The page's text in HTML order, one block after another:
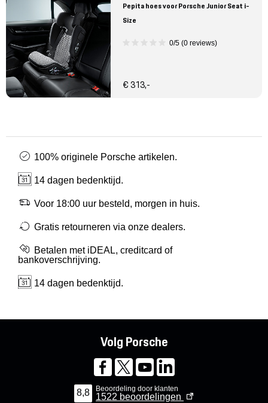
Pepita hoes voor Porsche Junior Seat i-
Size
0/5 (0 reviews)
€ 313,-
100% originele Porsche artikelen.
14 dagen bedenktijd.
Voor 18:00 uur besteld, morgen in huis.
Gratis retourneren via onze dealers.
Betalen met iDEAL, creditcard of
bankoverschrijving.
14 dagen bedenktijd.
Volg Porsche
8,8 Beoordeling door klanten
1522 beoordelingen